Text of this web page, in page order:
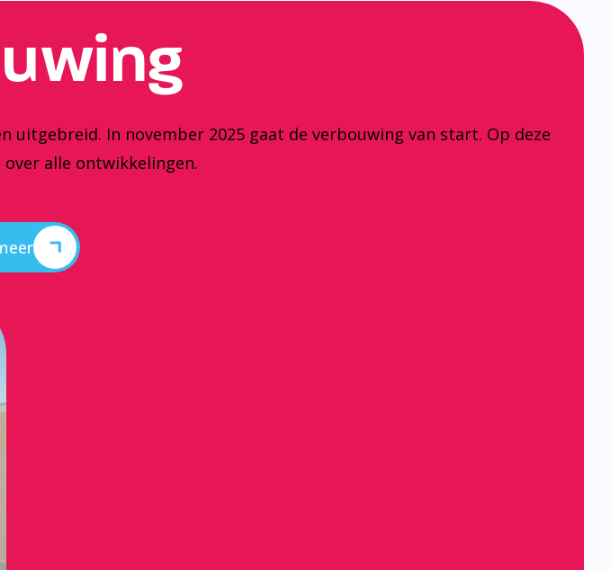
In november 2025 gaat de verbouwing van start. Op deze
alle ontwikkelingen.